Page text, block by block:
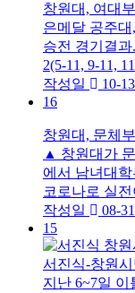
창원대, 여대
은메달 공주
승전 경기결
2(5-11, 9-11,
작성일
10-13
16
창원대, 문체
▲ 창원대가
에서 남녀대
코로나로 실
작성일
08-31
15
서진식-창원
지난 6~7일